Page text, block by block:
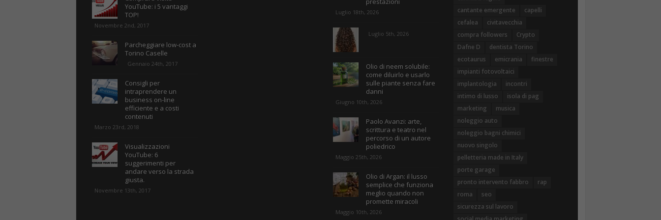
YouTube: i 5 vantaggi
TOP!
Novembre 2nd, 2017
Parcheggiare low-cost a
Torino Caselle
Gennaio 24th, 2017
Consigli per
intraprendere un
business on-line
efficiente e a costi
contenuti
Marzo 23rd, 2018
Visualizzazioni
YouTube: 6
suggerimenti per
andare verso la strada
giusta.
Novembre 13th, 2017
Luglio 18th, 2026
Luglio 5th, 2026
Olio di neem solubile:
come diluirlo e usarlo
sulle piante senza fare
danni
Giugno 10th, 2026
Paolo Avanzi: arte,
scrittura e teatro nel
percorso di un autore
poliedrico
Maggio 25th, 2026
Olio di Argan: il lusso
semplice che funziona
meglio quando non
promette miracoli
Maggio 10th, 2026
cantante emergente
capelli
cefalea
civitavecchia
compra followers
Crypto
Dafne D
dentista Torino
ecotaurus
emicrania
finestre
impianti fotovoltaici
implantologia
incontri
intimo di lusso
isola di pag
marketing
musica
noleggio auto
noleggio bagni chimici
nuovo singolo
pelletteria made in Italy
porte garage
pronto intervento fabbro
rap
roma
seo
sicurezza sul lavoro